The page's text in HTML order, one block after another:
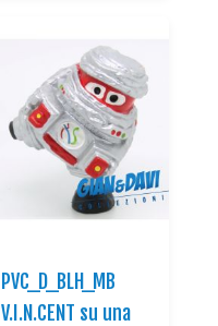
PVC_D_BLH_MB
V.I.N.CENT su una